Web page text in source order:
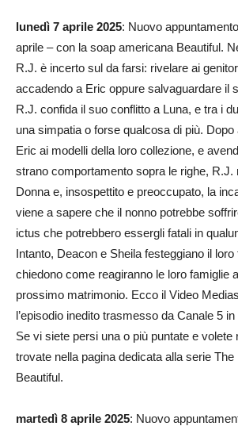
lunedì 7 aprile 2025: Nuovo
aprile – con la soap americana Beautiful.
R.J. è incerto sul da farsi: rivelare ai
accadendo a Eric oppure salvaguardare il
R.J. confida il suo conflitto a Luna, e tra i
una simpatia o forse qualcosa di più.
Eric ai modelli della loro collezione, e
strano comportamento sopra le righe, R.J.
Donna e, insospettito e preoccupato, la
viene a sapere che il nonno potrebbe
ictus che potrebbero essergli fatali in
Intanto, Deacon e Sheila festeggiano il
chiedono come reagiranno le loro famiglie
prossimo matrimonio. Ecco il Video
l’episodio inedito trasmesso da Canale 5
Se vi siete persi una o più puntate e volete
trovate nella pagina dedicata alla serie The
Beautiful.
martedì 8 aprile 2025: Nuovo